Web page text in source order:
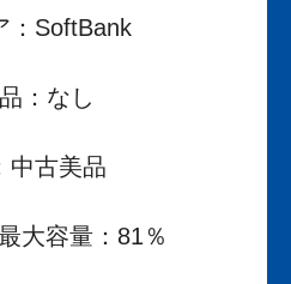
：SoftBank
：なし
中古美品
大容量：81％